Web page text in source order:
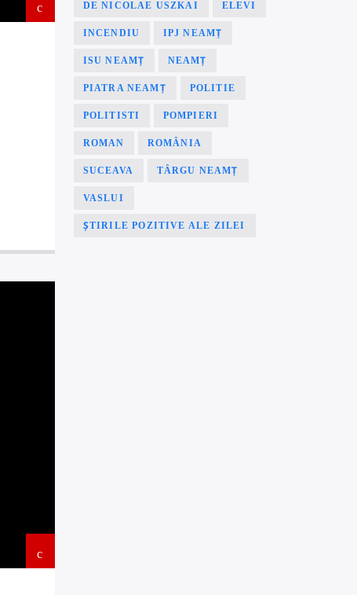
DE NICOLAE USZKAI ELEVI
INCENDIU IPJ NEAMȚ
ISU NEAMȚ NEAMȚ
PIATRA NEAMȚ POLITIE
POLITISTI POMPIERI
ROMAN ROMÂNIA
SUCEAVA TÂRGU NEAMȚ
VASLUI
ȘTIRILE POZITIVE ALE ZILEI